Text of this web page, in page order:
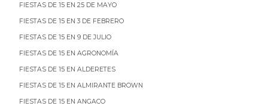
FIESTAS DE 15 EN 25 DE MAYO
FIESTAS DE 15 EN 3 DE FEBRERO
FIESTAS DE 15 EN 9 DE JULIO
FIESTAS DE 15 EN AGRONOMÍA
FIESTAS DE 15 EN ALDERETES
FIESTAS DE 15 EN ALMIRANTE BROWN
FIESTAS DE 15 EN ANGACO